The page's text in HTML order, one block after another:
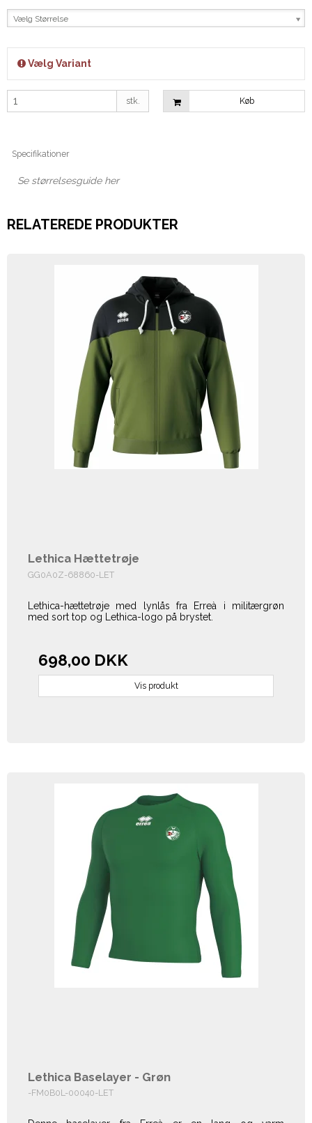
Vælg Størrelse
Vælg Variant
stk. Køb
Specifikationer
Se størrelsesguide her
RELATEREDE PRODUKTER
Lethica Hættetrøje
GG0A0Z-68860-LET
Lethica-hættetrøje med lynlås fra Erreà i militærgrøn
med sort top og Lethica-logo på brystet.
698,00 DKK
Vis produkt
Lethica Baselayer - Grøn
-FM0B0L-00040-LET